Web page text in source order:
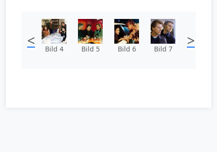
< Bild 4 Bild 5 Bild 6 Bild 7 >